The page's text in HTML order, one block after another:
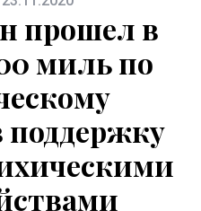
прошел в
миль по